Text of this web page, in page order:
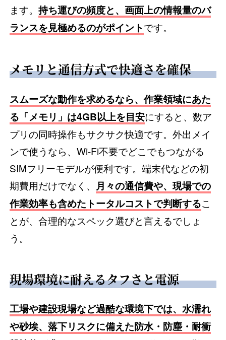
ます。持ち運びの頻度と、画面上の情報量のバ
ランスを見極めるのがポイントです。
メモリと通信方式で快適さを確保
スムーズな動作を求めるなら、作業領域にあた
る「メモリ」は4GB以上を目安にすると、数ア
プリの同時操作もサクサク快適です。外出メイ
ンで使うなら、Wi-Fi不要でどこでもつながる
SIMフリーモデルが便利です。端末代などの初
期費用だけでなく、 月々の通信費や、現場での
作業効率も含めたトータルコストで判断するこ
とが、合理的なスペック選びと言えるでしょ
う。
現場環境に耐えるタフさと電源
工場や建設現場など過酷な環境下では、水濡れ
や砂埃、落下リスクに備えた防水・防塵・耐衝